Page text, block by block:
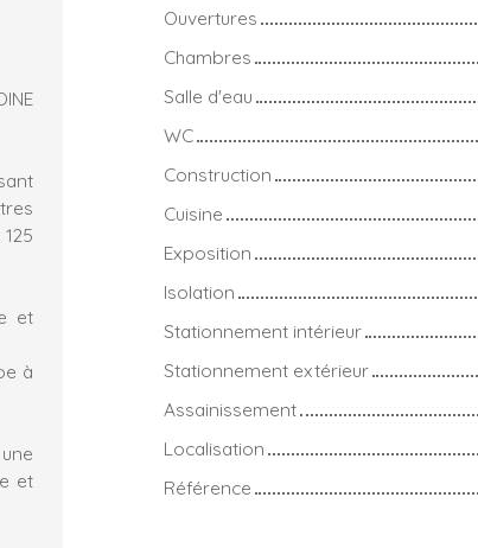
et
à
et
Ouvertures
Chambres
Salle d'eau
WC
Construction
Cuisine
Exposition
Isolation
Stationnement intérieur
Stationnement extérieur
Assainissement
Localisation
Référence